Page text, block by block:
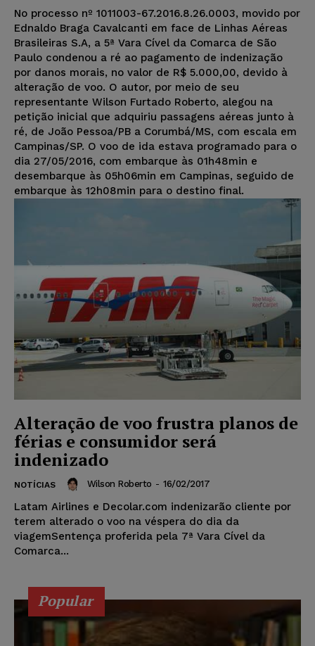
No processo nº 1011003-67.2016.8.26.0003, movido por
Ednaldo Braga Cavalcanti em face de Linhas Aéreas
Brasileiras S.A, a 5ª Vara Cível da Comarca de São
Paulo condenou a ré ao pagamento de indenização
por danos morais, no valor de R$ 5.000,00, devido à
alteração de voo. O autor, por meio de seu
representante Wilson Furtado Roberto, alegou na
petição inicial que adquiriu passagens aéreas junto à
ré, de João Pessoa/PB a Corumbá/MS, com escala em
Campinas/SP. O voo de ida estava programado para o
dia 27/05/2016, com embarque às 01h48min e
desembarque às 05h06min em Campinas, seguido de
embarque às 12h08min para o destino final.
Alteração de voo frustra planos de
férias e consumidor será
indenizado
NOTÍCIAS Wilson Roberto - 16/02/2017
Latam Airlines e Decolar.com indenizarão cliente por
terem alterado o voo na véspera do dia da
viagemSentença proferida pela 7ª Vara Cível da
Comarca...
Popular